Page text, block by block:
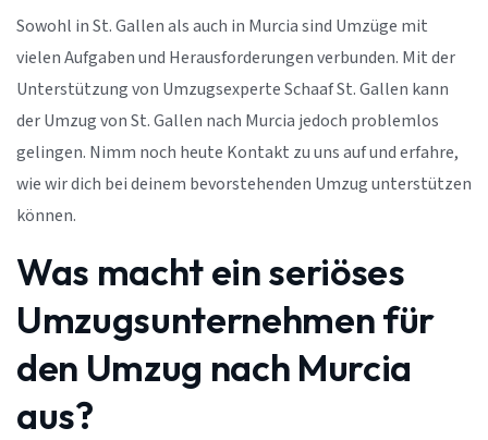
Sowohl in St. Gallen als auch in Murcia sind Umzüge mit
vielen Aufgaben und Herausforderungen verbunden. Mit der
Unterstützung von Umzugsexperte Schaaf St. Gallen kann
der Umzug von St. Gallen nach Murcia jedoch problemlos
gelingen. Nimm noch heute Kontakt zu uns auf und erfahre,
wie wir dich bei deinem bevorstehenden Umzug unterstützen
können.
Was macht ein seriöses
Umzugsunternehmen für
den Umzug nach Murcia
aus?